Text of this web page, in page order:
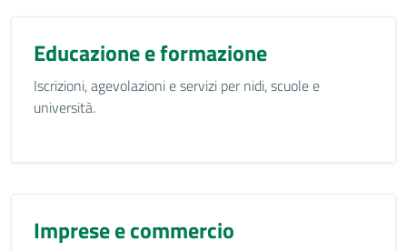
Educazione e formazione
Iscrizioni, agevolazioni e servizi per nidi, scuole e
università.
Imprese e commercio